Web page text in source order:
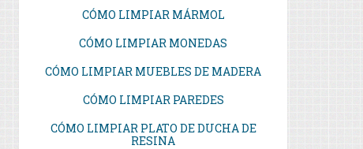
CÓMO LIMPIAR MÁRMOL
CÓMO LIMPIAR MONEDAS
CÓMO LIMPIAR MUEBLES DE MADERA
CÓMO LIMPIAR PAREDES
CÓMO LIMPIAR PLATO DE DUCHA DE
RESINA